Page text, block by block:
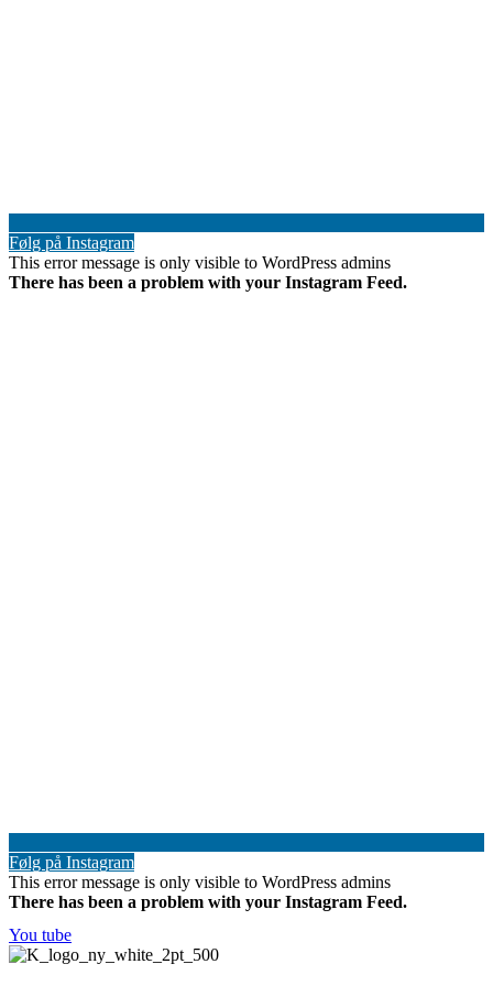
Følg på Instagram
This error message is only visible to WordPress admins
There has been a problem with your Instagram Feed.
Følg på Instagram
This error message is only visible to WordPress admins
There has been a problem with your Instagram Feed.
You tube